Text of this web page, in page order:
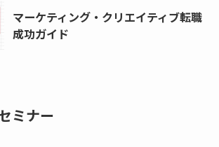
マーケティング・クリエイティブ転職
成功ガイド
ミナー